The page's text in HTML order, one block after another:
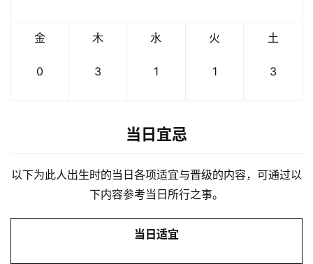
金
0
木
3
水
1
火
1
土
3
当日宜忌
以下为此人出生时的当日各项适宜与晋级的内容，可通过以
下内容参考当日所行之事。
当日适宜